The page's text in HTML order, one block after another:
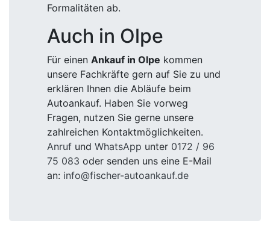
Formalitäten ab.
Auch in Olpe
Für einen Ankauf in Olpe kommen
unsere Fachkräfte gern auf Sie zu und
erklären Ihnen die Abläufe beim
Autoankauf. Haben Sie vorweg
Fragen, nutzen Sie gerne unsere
zahlreichen Kontaktmöglichkeiten.
Anruf und WhatsApp unter 0172 / 96
75 083 oder senden uns eine E-Mail
an: info@fischer-autoankauf.de